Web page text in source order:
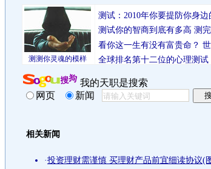
测测你灵魂的模样
测试：2010年你要提防你身边
测试你的智商到底有多高 测
看你这一生有没有富贵命？
全球排名第十二位的心理测试
我的天职是搜索
网页
新闻
相关新闻
·投资理财需谨慎 买理财产品前宜细读协议(